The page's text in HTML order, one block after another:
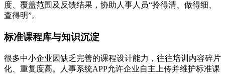
度、覆盖范围及反馈结果，协助人事人员“拎得清、做得细、
查得明”。
标准课程库与知识沉淀
很多中小企业因缺乏完善的课程设计能力，往往培训内容碎片
化、重复度高。人事系统APP允许企业自主上传并维护标准课